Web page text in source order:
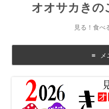
オオサカきの
見る！食べ
メ
コ